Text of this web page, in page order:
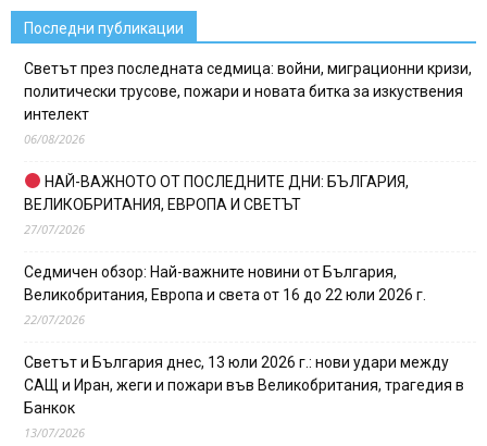
Последни публикации
Светът през последната седмица: войни, миграционни кризи,
политически трусове, пожари и новата битка за изкуствения
интелект
06/08/2026
НАЙ-ВАЖНОТО ОТ ПОСЛЕДНИТЕ ДНИ: БЪЛГАРИЯ,
ВЕЛИКОБРИТАНИЯ, ЕВРОПА И СВЕТЪТ
27/07/2026
Седмичен обзор: Най-важните новини от България,
Великобритания, Европа и света от 16 до 22 юли 2026 г.
22/07/2026
Светът и България днес, 13 юли 2026 г.: нови удари между
САЩ и Иран, жеги и пожари във Великобритания, трагедия в
Банкок
13/07/2026